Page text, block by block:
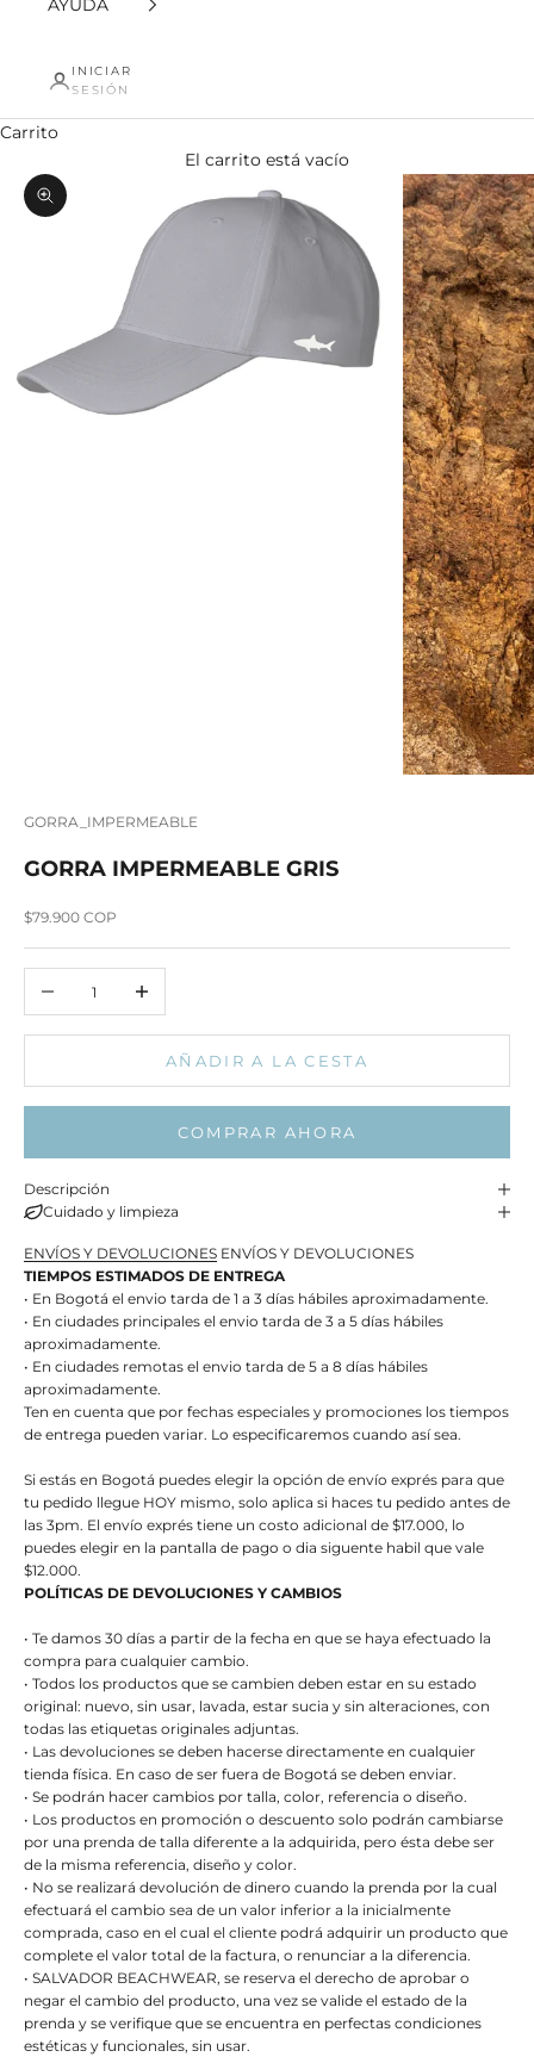
AYUDA
INICIAR
SESIÓN
Carrito
El carrito está vacío
Zoom
GORRA_IMPERMEABLE
GORRA IMPERMEABLE GRIS
Precio de oferta
$79.900 COP
AÑADIR A LA CESTA
COMPRAR AHORA
Descripción
Cuidado y limpieza
ENVÍOS Y DEVOLUCIONES ENVÍOS Y DEVOLUCIONES
TIEMPOS ESTIMADOS DE ENTREGA
• En Bogotá el envio tarda de 1 a 3 días hábiles aproximadamente.
• En ciudades principales el envio tarda de 3 a 5 días hábiles
aproximadamente.
• En ciudades remotas el envio tarda de 5 a 8 días hábiles
aproximadamente.
Ten en cuenta que por fechas especiales y promociones los tiempos
de entrega pueden variar. Lo especificaremos cuando así sea.
Si estás en Bogotá puedes elegir la opción de envío exprés para que
tu pedido llegue HOY mismo, solo aplica si haces tu pedido antes de
las 3pm. El envío exprés tiene un costo adicional de $17.000, lo
puedes elegir en la pantalla de pago o dia siguente habil que vale
$12.000.
POLÍTICAS DE DEVOLUCIONES Y CAMBIOS
• Te damos 30 días a partir de la fecha en que se haya efectuado la
compra para cualquier cambio.
• Todos los productos que se cambien deben estar en su estado
original: nuevo, sin usar, lavada, estar sucia y sin alteraciones, con
todas las etiquetas originales adjuntas.
• Las devoluciones se deben hacerse directamente en cualquier
tienda física. En caso de ser fuera de Bogotá se deben enviar.
• Se podrán hacer cambios por talla, color, referencia o diseño.
• Los productos en promoción o descuento solo podrán cambiarse
por una prenda de talla diferente a la adquirida, pero ésta debe ser
de la misma referencia, diseño y color.
• No se realizará devolución de dinero cuando la prenda por la cual
efectuará el cambio sea de un valor inferior a la inicialmente
comprada, caso en el cual el cliente podrá adquirir un producto que
complete el valor total de la factura, o renunciar a la diferencia.
• SALVADOR BEACHWEAR, se reserva el derecho de aprobar o
negar el cambio del producto, una vez se valide el estado de la
prenda y se verifique que se encuentra en perfectas condiciones
estéticas y funcionales, sin usar.